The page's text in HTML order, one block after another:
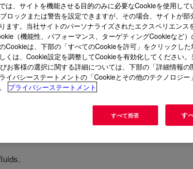
ション
は、サイトを機能させる目的のみに必要なCookieを使用して
ロックまたは警告を設定できますが、その場合、サイトが部
ます。当社サイトのパーソナライズされたエクスペリエンス
（機能性、パフォーマンス、ターゲティングCookieなど
Cookieは、下部の「すべてのCookieを許可」をクリックし
くは、Cookie設定を調整してCookieを有効化してください。
お客様の選択に関する詳細については、下部の「詳細情報の
イバシーステートメントの「Cookieとその他のテクノロジー
プライバシーステートメント
すべて拒否 す